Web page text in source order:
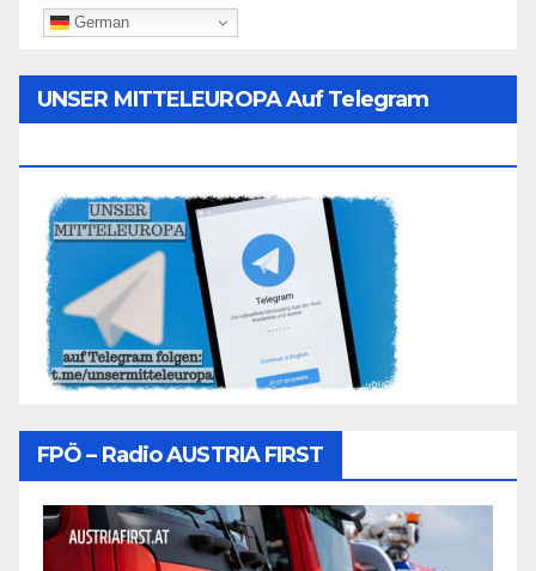
German
UNSER MITTELEUROPA Auf Telegram
FPÖ – Radio AUSTRIA FIRST